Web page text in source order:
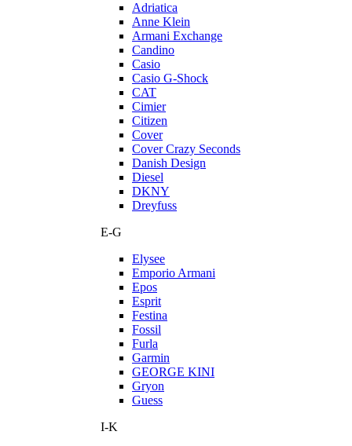
Adriatica
Anne Klein
Armani Exchange
Candino
Casio
Casio G-Shock
CAT
Cimier
Citizen
Cover
Cover Crazy Seconds
Danish Design
Diesel
DKNY
Dreyfuss
E-G
Elysee
Emporio Armani
Epos
Esprit
Festina
Fossil
Furla
Garmin
GEORGE KINI
Gryon
Guess
I-K